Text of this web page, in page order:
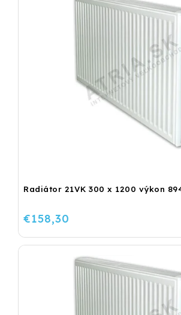
Radiátor 21VK 300 x 1200 výkon
€158,30